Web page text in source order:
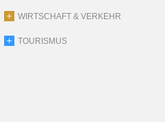
WIRTSCHAFT & VERKEHR
TOURISMUS